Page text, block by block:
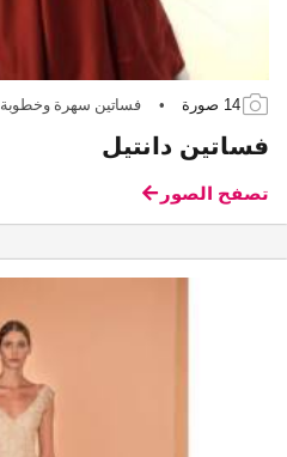
14 صورة • فساتين سهرة وخطوبة
فساتين دانتيل
تصفح الصور